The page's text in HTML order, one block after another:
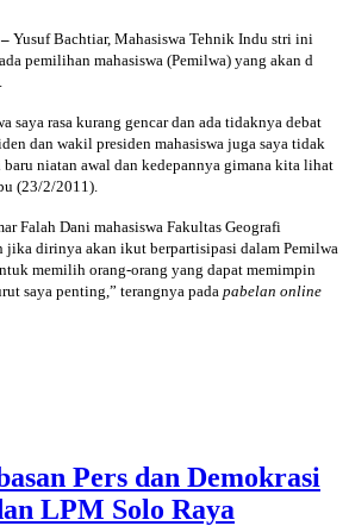
Yusuf Bachtiar, Mahasiswa Tehnik Indu stri ini
pemilihan mahasiswa (Pemilwa) yang akan d
saya rasa kurang gencar dan ada tidaknya debat
dan wakil presiden mahasiswa juga saya tidak
niatan awal dan kedepannya gimana kita lihat
(23/2/2011).
Falah Dani mahasiswa Fakultas Geografi
jika dirinya akan ikut berpartisipasi dalam Pemilwa
memilih orang-orang yang dapat memimpin
saya penting,” terangnya pada pabelan online
Pers dan Demokrasi
LPM Solo Raya